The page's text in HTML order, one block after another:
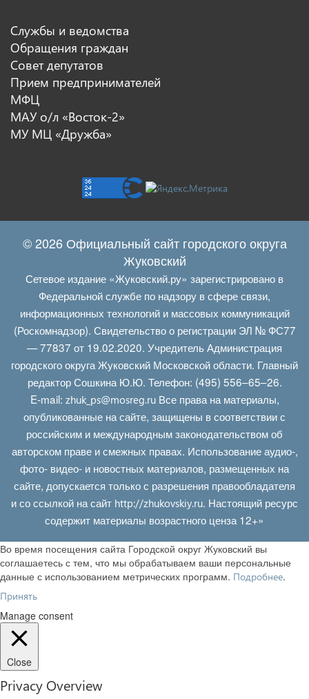
Службы и ведомства
Обращения граждан
Совет депутатов
Прием предпринимателей
МФЦ
МАУ о/л «Восток-2»
МУ МЦ «Дружба»
© 2026 Официальный сайт городского округа
Жуковский
Сетевое издание «Жуковский.ру» зарегистрировано в
Федеральной службе по надзору в сфере связи,
информационных технологий и массовых коммуникаций
(Роскомнадзор). Свидетельство о регистрации ЭЛ № ФС77
— 77837 от 19.02.2020. Учредитель Администрация
городского округа Жуковский Московской области. Главный
редактор Сошкина Ю.Ю. Телефон: (495) 556–65–26.
E‑mail: zhuk_ps@mosreg.ruВсе права на материалы,
опубликованные на сайте, защищены в соответствии с
российским и международным законодательством об
авторском праве и смежных правах. Использование аудио-,
фото- видео- и новостных материалов, размещенных на
сайте, допускается только с разрешения правообладателя
и со ссылкой на сайт http://zhukovskiy.ru. Настоящий ресурс
содержит материалы возрастного ценза 12+»
Во время посещения сайта Городской округ Жуковский вы
соглашаетесь с тем, что мы обрабатываем ваши персональные
данные с использованием метрических программ. Подробнее.
Принять
Manage consent
Close
Privacy Overview